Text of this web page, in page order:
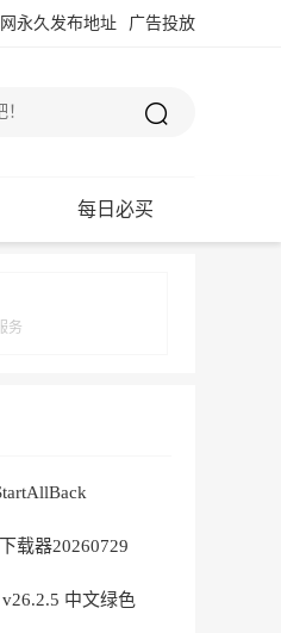
广告投放
永久发布地址
每日必买
务
载器20260729
中文绿色